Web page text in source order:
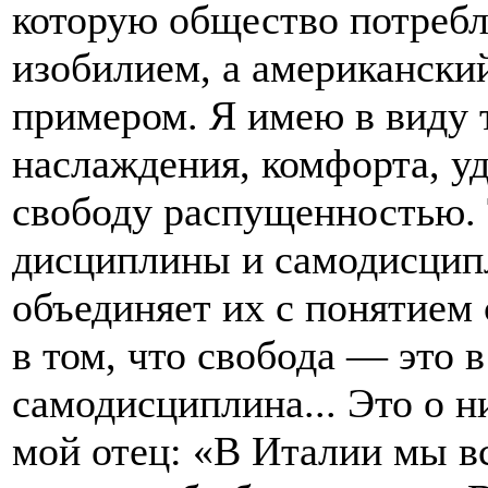
которую общество
изобилием, а
примером. Я имею в виду
наслаждения, комфорта,
свободу распущенностью.
дисциплины и
объединяет их с понятием
в том, что свобода — это
самодисциплина... Это о
мой отец: «В Италии мы